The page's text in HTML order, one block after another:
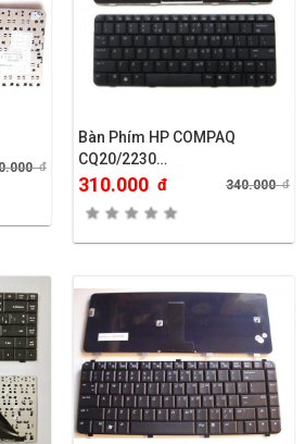
đ
Bàn Phím HP COMPAQ
CQ20/2230…
310.000 đ 340.000đ